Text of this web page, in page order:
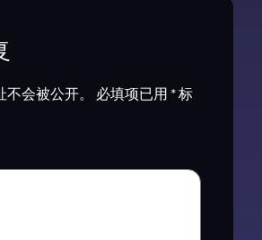
会被公开。 必填项已用 *标